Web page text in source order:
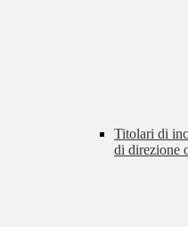
Titolari di
di direzione